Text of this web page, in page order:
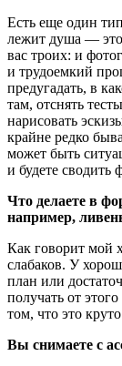
Есть еще один
лежит душа — это
вас троих: и
и трудоемкий
предугадать, в
там, отснять
нарисовать
крайне редко
может быть
и будете сводить
Что делаете в
например,
Как говорит мой
слабаков. У
план или
получать от
том, что это
Вы снимаете с